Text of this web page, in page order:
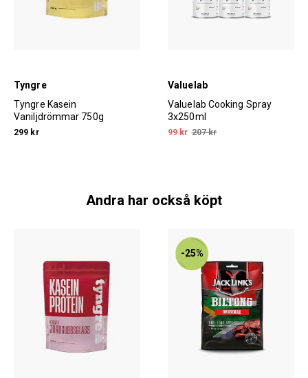
Tyngre
Tyngre Kasein
Vaniljdrömmar 750g
299 kr
Valuelab
Valuelab Cooking Spray
3x250ml
99 kr 207 kr
Andra har också köpt
-25%